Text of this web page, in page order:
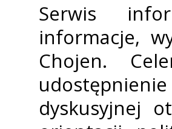
Serwis
informacje,
Chojen.
dyskusyjnej